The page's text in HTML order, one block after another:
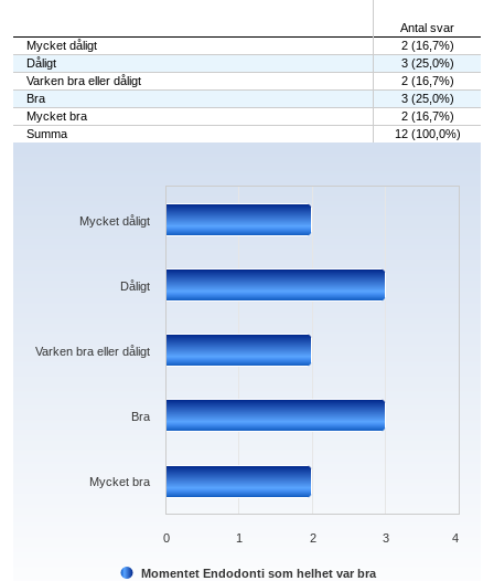
Antal svar
Mycket dåligt
2 (16,7%)
Dåligt
3 (25,0%)
Varken bra eller dåligt
2 (16,7%)
Bra
3 (25,0%)
Mycket bra
2 (16,7%)
Summa
12 (100,0%)
Chart
The chart has 1 X axis displaying categories.
The chart has 1 Y axis displaying values. Data ranges from 2 to 3.
Momentet Endodonti som helhet var bra
Mycket bra
Bra
Varken bra eller dåligt
Dåligt
Mycket dåligt
0 1 2 3 4